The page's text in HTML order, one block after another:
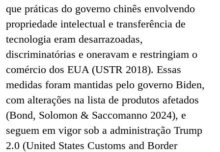
que práticas do governo chinês envolvendo
propriedade intelectual e transferência de
tecnologia eram desarrazoadas,
discriminatórias e oneravam e restringiam o
comércio dos EUA (USTR 2018). Essas
medidas foram mantidas pelo governo Biden,
com alterações na lista de produtos afetados
(Bond, Solomon & Saccomanno 2024), e
seguem em vigor sob a administração Trump
2.0 (United States Customs and Border